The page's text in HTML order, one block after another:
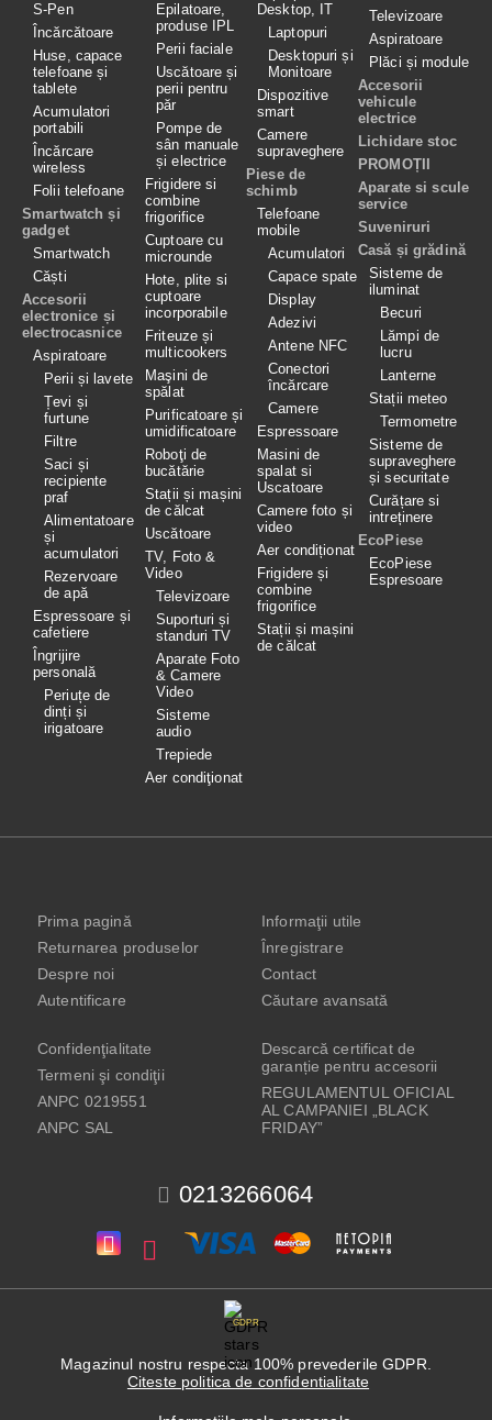
S-Pen
Încărcătoare
Huse, capace
telefoane și
tablete
Acumulatori
portabili
Încărcare
wireless
Folii telefoane
Smartwatch și
gadget
Smartwatch
Căști
Accesorii
electronice și
electrocasnice
Aspiratoare
Perii și lavete
Țevi și
furtune
Filtre
Saci și
recipiente
praf
Alimentatoare
și
acumulatori
Rezervoare
de apă
Espressoare și
cafetiere
Îngrijire
personală
Periuțe de
dinți și
irigatoare
Epilatoare,
produse IPL
Perii faciale
Uscătoare și
perii pentru
păr
Pompe de
sân manuale
și electrice
Frigidere si
combine
frigorifice
Cuptoare cu
microunde
Hote, plite si
cuptoare
incorporabile
Friteuze și
multicookers
Maşini de
spălat
Purificatoare și
umidificatoare
Roboţi de
bucătărie
Stații și mașini
de călcat
Uscătoare
TV, Foto &
Video
Televizoare
Suporturi și
standuri TV
Aparate Foto
& Camere
Video
Sisteme
audio
Trepiede
Aer condiţionat
Desktop, IT
Laptopuri
Desktopuri și
Monitoare
Dispozitive
smart
Camere
supraveghere
Piese de
schimb
Telefoane
mobile
Acumulatori
Capace spate
Display
Adezivi
Antene NFC
Conectori
încărcare
Camere
Espressoare
Masini de
spalat si
Uscatoare
Camere foto și
video
Aer condiționat
Frigidere și
combine
frigorifice
Stații și mașini
de călcat
Televizoare
Aspiratoare
Plăci și module
Accesorii
vehicule
electrice
Lichidare stoc
PROMOȚII
Aparate si scule
service
Suveniruri
Casă și grădină
Sisteme de
iluminat
Becuri
Lămpi de
lucru
Lanterne
Stații meteo
Termometre
Sisteme de
supraveghere
și securitate
Curățare si
intreținere
EcoPiese
EcoPiese
Espresoare
0213266064
Prima pagină
Returnarea produselor
Despre noi
Autentificare
Informaţii utile
Înregistrare
Contact
Căutare avansată
Confidenţialitate
Termeni şi condiţii
ANPC 0219551
ANPC SAL
Descarcă certificat de
garanție pentru accesorii
REGULAMENTUL OFICIAL
AL CAMPANIEI „BLACK
FRIDAY”
GDPR
Magazinul nostru respecta 100% prevederile GDPR.
Citeste politica de confidentialitate